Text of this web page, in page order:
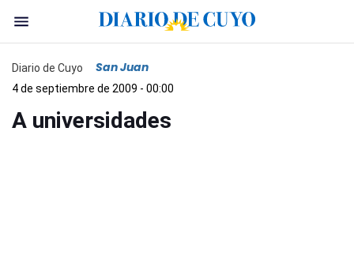
Diario de Cuyo San Juan
4 de septiembre de 2009 - 00:00
A universidades